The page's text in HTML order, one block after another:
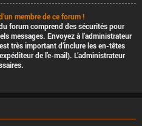
membre de ce forum !
forum comprend des sécurités pour
messages. Envoyez à l’administrateur
très important d’inclure les en-têtes
de l’e-mail). L’administrateur